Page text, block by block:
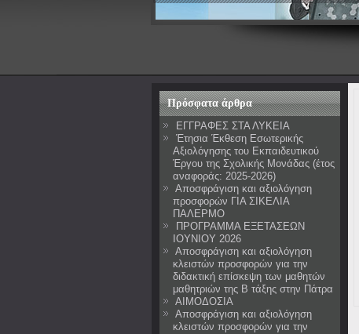
Πρόσφατα άρθρα
ΕΓΓΡΑΦΕΣ ΣΤΑ ΛΥΚΕΙΑ
Έτησια Έκθεση Εσωτερικής
Αξιολόγησης του Εκπαιδευτικού
Έργου της Σχολικής Μονάδας (έτος
αναφοράς: 2025-2026)
Αποσφράγιση και αξιολόγηση
προσφορών ΓΙΑ ΣΙΚΕΛΙΑ
ΠΑΛΕΡΜΟ
ΠΡΟΓΡΑΜΜΑ ΕΞΕΤΑΣΕΩΝ
ΙΟΥΝΙΟΥ 2026
Αποσφράγιση και αξιολόγηση
κλειστών προσφορών για την
διδακτική επίσκεψη των μαθητών
μαθητριών της Β τάξης στην Πάτρα
ΑΙΜΟΔΟΣΙΑ
Αποσφράγιση και αξιολόγηση
κλειστών προσφορών για την